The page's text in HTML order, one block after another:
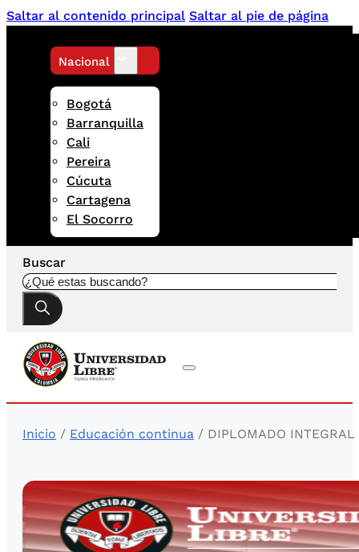
Saltar al contenido principal Saltar al pie de página
Nacional
Bogotá
Barranquilla
Cali
Pereira
Cúcuta
Cartagena
El Socorro
Buscar
Inicio / Educación continua / DIPLOMADO INTEGRAL